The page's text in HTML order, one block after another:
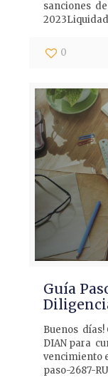
sanciones
0
Guía
Buenos
DIAN para
vencimiento
paso-2687-